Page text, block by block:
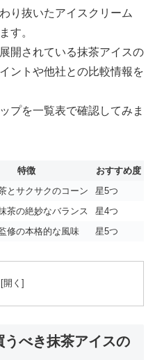
り抜いたアイスクリーム
す。
開されている抹茶アイスの
ントや他社との比較情報を
プを一覧表で確認してみま
特徴
おすすめ度
とサクサクのコーン
星5つ
茶の絶妙なバランス
星4つ
修の本格的な風味 星5つ
うべき抹茶アイスの